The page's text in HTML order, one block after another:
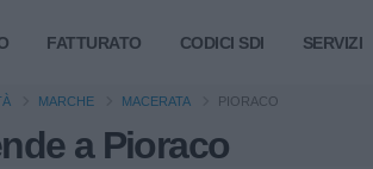
FATTURATO CODICI SDI SERVIZI
a Pioraco
MARCHE MACERATA PIORACO